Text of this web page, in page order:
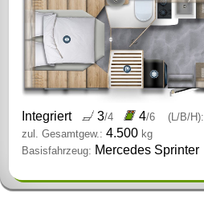
Integriert 3/4 4/6 (L/B/H):
zul. Gesamtgew.: 4.500 kg
Basisfahrzeug: Mercedes Sprinter